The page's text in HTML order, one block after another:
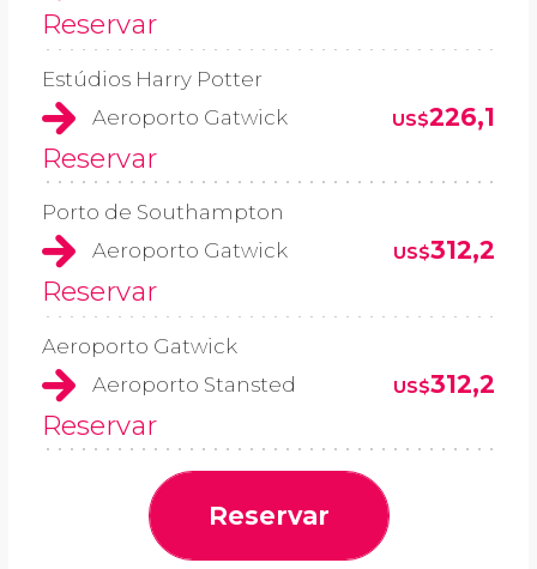
Reservar
Estúdios Harry Potter
Aeroporto Gatwick
US$226,1
Reservar
Porto de Southampton
Aeroporto Gatwick
US$312,2
Reservar
Aeroporto Gatwick
Aeroporto Stansted
US$312,2
Reservar
Reservar